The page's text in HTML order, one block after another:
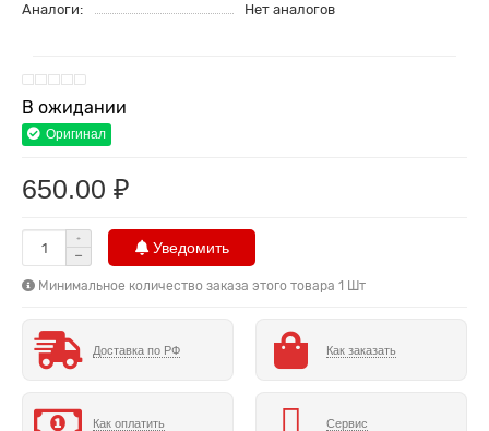
Аналоги:
Нет аналогов
В ожидании
Оригинал
650.00 ₽
Уведомить
Минимальное количество заказа этого товара 1 Шт
Доставка по РФ Как заказать
Как оплатить Сервис